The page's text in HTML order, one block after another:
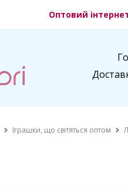
Оптовий
Іграшки, що світяться оптом